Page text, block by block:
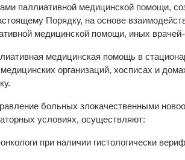
паллиативной медицинской помощи,
Порядку, на основе
медицинской помощи, иных
медицинская помощь в
организаций, хосписах и
больных злокачественными
условиях, осуществляют:
при наличии гистологически